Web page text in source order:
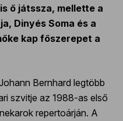
ő játssza, mellette a
Dinyés Soma és a
kap főszerepet a
Bernhard legtöbb
szvitje az 1988-as első
repertoárján. A